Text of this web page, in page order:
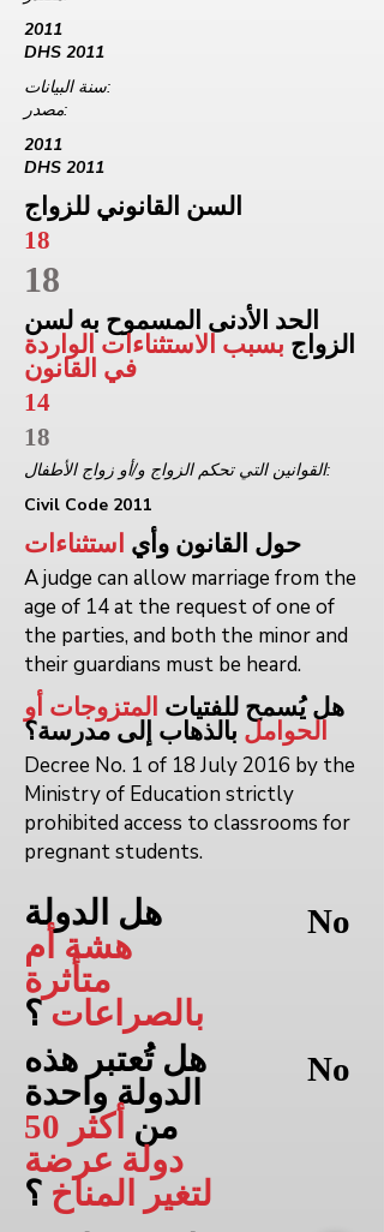
2011
DHS 2011
سنة البيانات:
مصدر:
2011
DHS 2011
السن القانوني للزواج
18
18
الحد الأدنى المسموح به لسن
الزواج بسبب الاستثناءات الواردة
في القانون
14
18
القوانين التي تحكم الزواج و/أو زواج الأطفال:
Civil Code 2011
حول القانون وأي استثناءات
A judge can allow marriage from the
age of 14 at the request of one of
the parties, and both the minor and
their guardians must be heard.
هل يُسمح للفتيات المتزوجات أو
الحوامل بالذهاب إلى مدرسة؟
Decree No. 1 of 18 July 2016 by the
Ministry of Education strictly
prohibited access to classrooms for
pregnant students.
هل الدولة
هشة أم
متأثرة
بالصراعات ؟
هل تُعتبر هذه
الدولة واحدة
من
أكثر 50
دولة عرضة
لتغير المناخ ؟
No
No